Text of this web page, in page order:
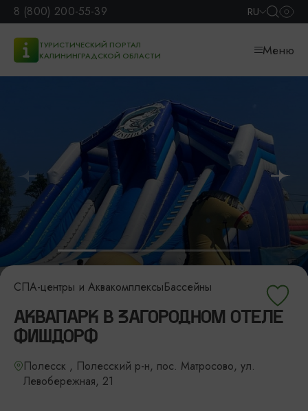
8 (800) 200-55-39 RU
ТУРИСТИЧЕСКИЙ ПОРТАЛ
КАЛИНИНГРАДСКОЙ ОБЛАСТИ
Меню
СПА-центры и АквакомплексыБассейны
АКВАПАРК В ЗАГОРОДНОМ ОТЕЛЕ
ФИШДОРФ
Полесск , Полесский р-н, пос. Матросово, ул.
Левобережная, 21